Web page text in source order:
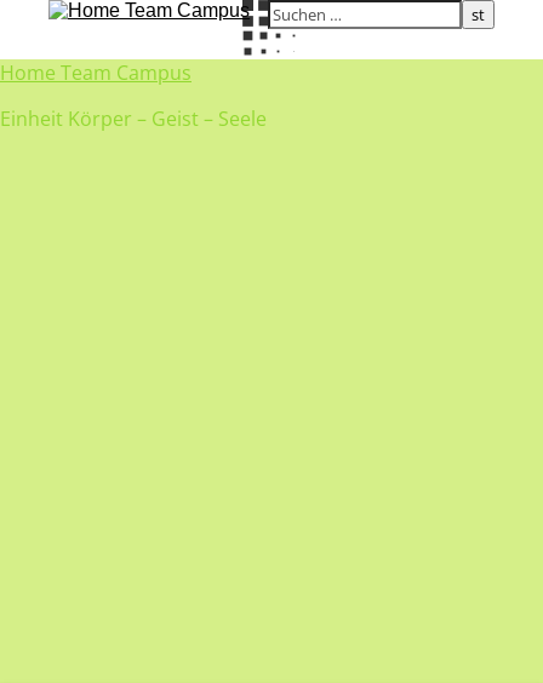
Home Team Campus
Einheit Körper – Geist – Seele